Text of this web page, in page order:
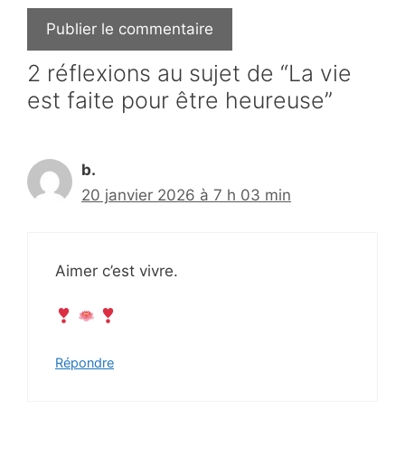
2 réflexions au sujet de “La vie
est faite pour être heureuse”
b.
20 janvier 2026 à 7 h 03 min
Aimer c’est vivre.
Répondre